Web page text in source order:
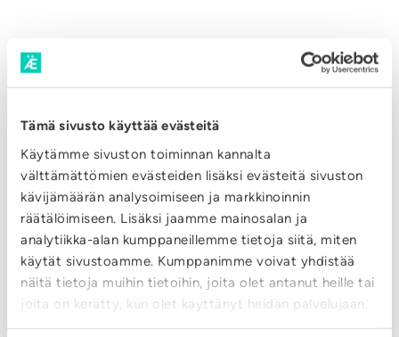
Tämä sivusto käyttää evästeitä
Käytämme sivuston toiminnan kannalta
välttämättömien evästeiden lisäksi evästeitä sivuston
kävijämäärän analysoimiseen ja markkinoinnin
räätälöimiseen. Lisäksi jaamme mainosalan ja
analytiikka-alan kumppaneillemme tietoja siitä, miten
käytät sivustoamme. Kumppanimme voivat yhdistää
näitä tietoja muihin tietoihin, joita olet antanut heille tai
joita on kerätty, kun olet käyttänyt heidän palvelujaan.
SÄHKÖSOPIMUKSEN
PERUUTTAMINEN